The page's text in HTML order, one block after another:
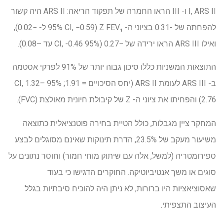
I, ARS II ו- III הראו החמרה של תפקוד הריאה: ARS II היה קשור
להפחתה של -0.31 בציוני ה- Z FEV₁ (95% CI, −0.59 ל- −0.02),
ואילו ARS III הראו ירידה של −0.27 (95% CI, -0.46 עד –0.08).
התוצאות המשניות כללו סיכון גבוה יותר של 91% לפרקי אסטמה
ב- ARS III לעומת ARS II (יחס הסיכויים = 1.91; 95% CI, 1.32–
2.76) והפחיתו את ציוני ה- Z של קיבולת חיונית מאולצת (FVC).
המחקר ציין מגבלות, כולל הטיית בחירה פוטנציאלית כתוצאה
משיעור מעקב של 23.5%, הדרת תינוקות שאינם מסוגלים לבצע
ספירומטריה (למשל, אלה עם שיתוק מוחי חמור) וחוסר נתונים על
סוגים או משך אנטיביוטיקה. החוקרים הדגישו כי בעוד
שאסוציאציות היו ברורות, לא ניתן היה להוכיח סיבתיות בגלל
העיצוב התצפיתי.